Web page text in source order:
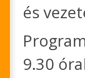
és
9.30